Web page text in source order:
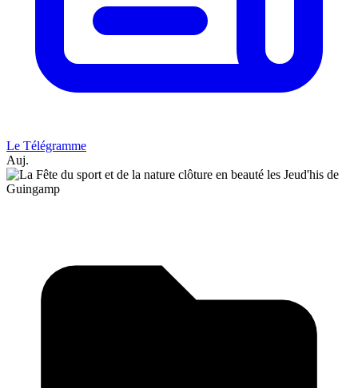
Le Télégramme
Auj.